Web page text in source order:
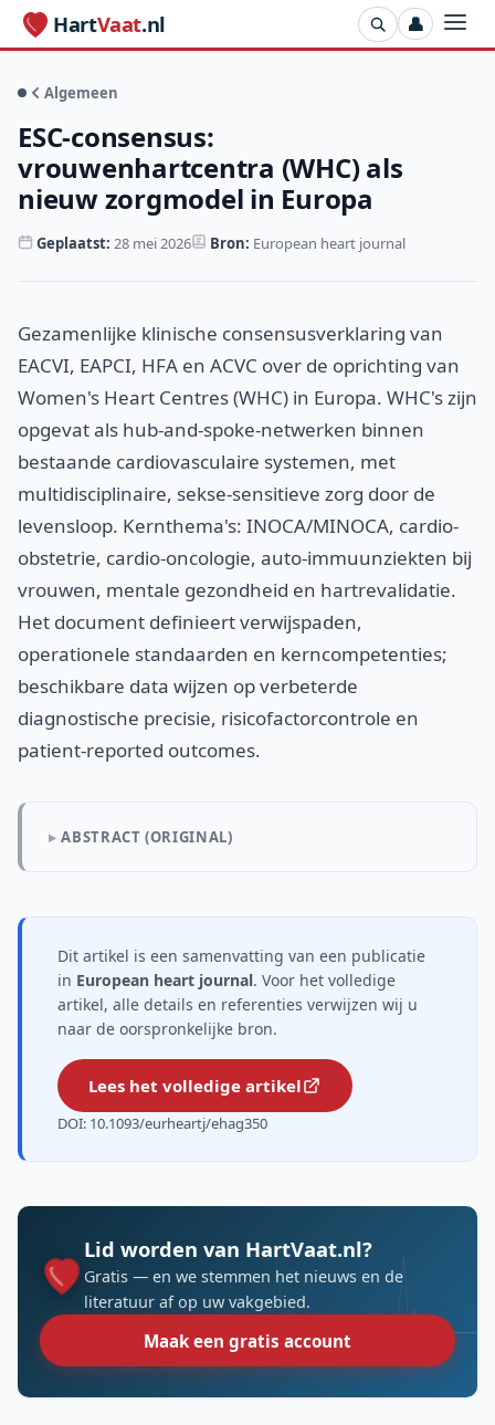
HartVaat.nl 👤
Algemeen
ESC-consensus:
vrouwenhartcentra (WHC) als
nieuw zorgmodel in Europa
Geplaatst: 28 mei 2026 Bron: European heart journal
Gezamenlijke klinische consensusverklaring van
EACVI, EAPCI, HFA en ACVC over de oprichting van
Women's Heart Centres (WHC) in Europa. WHC's zijn
opgevat als hub-and-spoke-netwerken binnen
bestaande cardiovasculaire systemen, met
multidisciplinaire, sekse-sensitieve zorg door de
levensloop. Kernthema's: INOCA/MINOCA, cardio-
obstetrie, cardio-oncologie, auto-immuunziekten bij
vrouwen, mentale gezondheid en hartrevalidatie.
Het document definieert verwijspaden,
operationele standaarden en kerncompetenties;
beschikbare data wijzen op verbeterde
diagnostische precisie, risicofactorcontrole en
patient-reported outcomes.
ABSTRACT (ORIGINAL)
Dit artikel is een samenvatting van een publicatie
in European heart journal. Voor het volledige
artikel, alle details en referenties verwijzen wij u
naar de oorspronkelijke bron.
Lees het volledige artikel
DOI: 10.1093/eurheartj/ehag350
Lid worden van HartVaat.nl?
Gratis — en we stemmen het nieuws en de
literatuur af op uw vakgebied.
Maak een gratis account